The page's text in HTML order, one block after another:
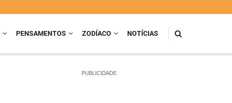
PENSAMENTOS ZODÍACO NOTÍCIAS
PUBLICIDADE